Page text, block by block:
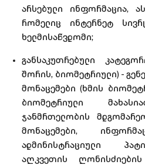
არსებული ინფორმაცია,
რომელიც ინტერნეტ
ხელმისაწვდომი;
განსაკუთრებული
შორის, ბიომეტრიული) -
მონაცემები (ხმის
ბიომეტრიული
ჯანმრთელობის
მონაცემები,
ადმინისტრაციული
აღკვეთის